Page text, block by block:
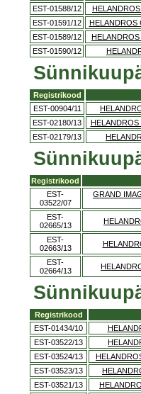
EST-01588/12
EST-01591/12
HELANDROS
EST-01589/12
EST-01590/12
Registrikood
EST-00904/11
EST-02180/13
EST-02179/13
Registrikood
EST-
03522/07
GRAND
EST-
02665/13
EST-
02663/13
EST-
02664/13
Registrikood
EST-01434/10
EST-03522/13
EST-03524/13
EST-03523/13
EST-03521/13